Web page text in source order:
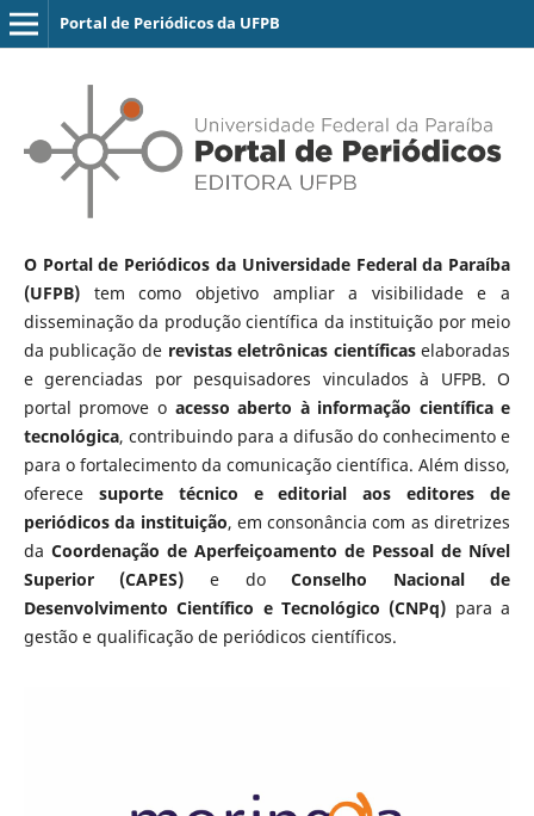
Portal de Periódicos da UFPB
O Portal de Periódicos da Universidade Federal da Paraíba
(UFPB)tem como objetivo ampliar a visibilidade e a
disseminação da produção científica da instituição por meio
da publicação de revistas eletrônicas científicaselaboradas
e gerenciadas por pesquisadores vinculados à UFPB. O
portal promove o acesso aberto à informação científica e
tecnológica, contribuindo para a difusão do conhecimento e
para o fortalecimento da comunicação científica. Além disso,
oferece suporte técnico e editorial aos editores de
periódicos da instituição, em consonância com as diretrizes
da Coordenação de Aperfeiçoamento de Pessoal de Nível
Superior (CAPES) e doConselho Nacional de
Desenvolvimento Científico e Tecnológico (CNPq) para a
gestão e qualificação de periódicos científicos.